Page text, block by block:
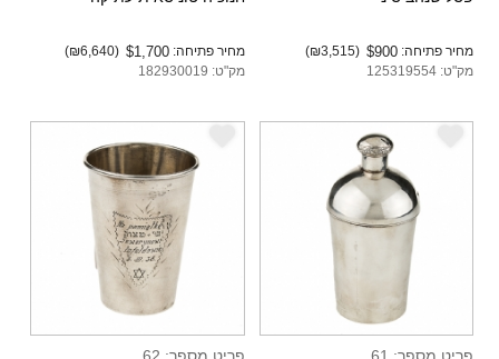
מחיר פתיחה: $900
(₪3,515)
מק"ט: 125319554
מחיר פתיחה:$1,700
(₪6,640)
מק"ט: 182930019
פריט מספר: 61
פריט מספר: 62